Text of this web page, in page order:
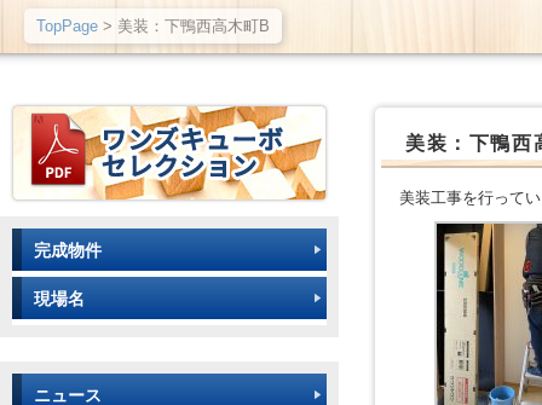
TopPage > 美装：下鴨西高木町B
美装：下鴨西
美装工事を行って
完成物件
現場名
ニュース